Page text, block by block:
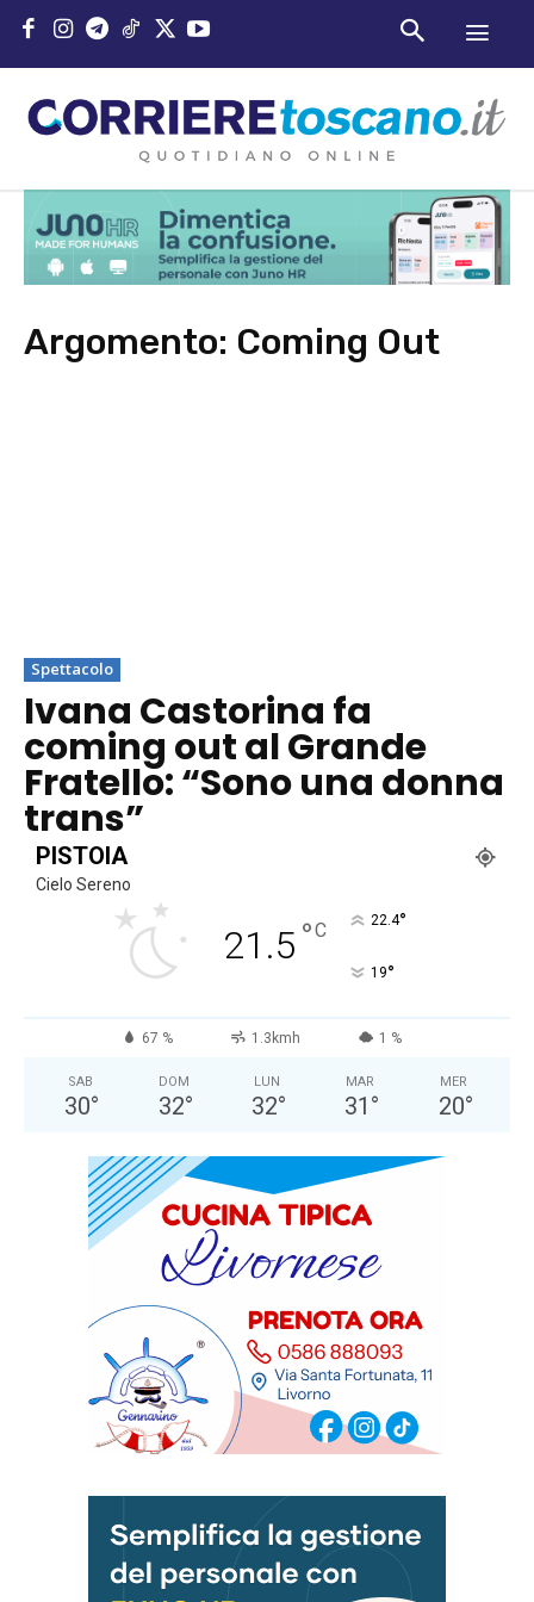
Argomento: Coming Out
Spettacolo
Ivana Castorina fa
coming out al Grande
Fratello: “Sono una donna
trans”
PISTOIA
Cielo Sereno
21.5 °C 22.4°
19°
67 % 1.3kmh 1 %
SAB
30°
DOM
32°
LUN
32°
MAR
31 °
MER
20°